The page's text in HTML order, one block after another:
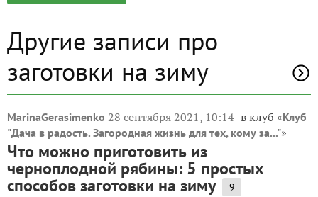
Другие записи про
заготовки на зиму
MarinaGerasimenko 28 сентября 2021, 10:14 в клуб «Клуб
"Дача в радость. Загородная жизнь для тех, кому за..."»
Что можно приготовить из
черноплодной рябины: 5 простых
способов заготовки на зиму 9